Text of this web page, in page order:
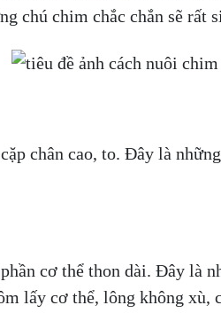
chú chim chắc chắn sẽ
chân cao, to. Đây là
cơ thể thon dài. Đây là
lấy cơ thể, lông không xù,